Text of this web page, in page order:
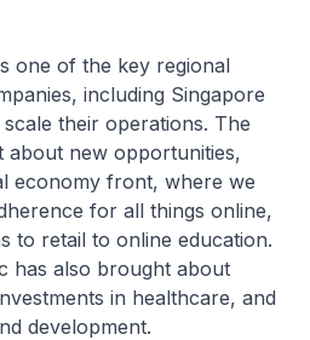
one of the key regional
including Singapore
their operations. The
about new opportunities,
economy front, where we
for all things online,
to retail to online education.
has also brought about
in healthcare, and
development.